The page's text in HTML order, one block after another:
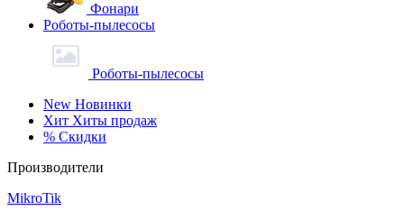
Фонари
Роботы-пылесосы
Роботы-пылесосы
New Новинки
Хит Хиты продаж
% Скидки
Производители
MikroTik